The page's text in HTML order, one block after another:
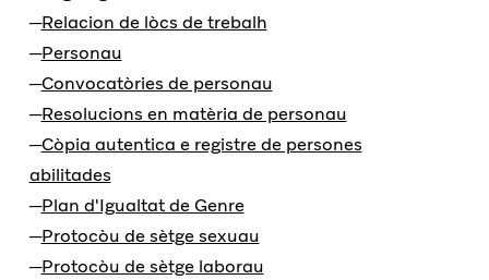
Relacion de lòcs de trebalh
Personau
Convocatòries de personau
Resolucions en matèria de personau
Còpia autentica e registre de persones
abilitades
Plan d'Igualtat de Genre
Protocòu de sètge sexuau
Protocòu de sètge laborau